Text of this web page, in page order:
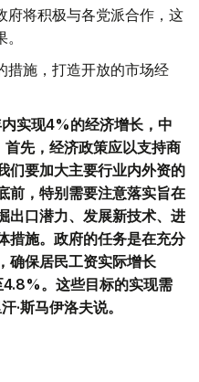
府将积极与各党派合作，这
措施，打造开放的市场经
实现4%的经济增长，中
先，经济政策应以支持商
们要加大主要行业内外资的
前，特别需要注意落实旨在
出口潜力、发展新技术、进
措施。政府的任务是在充分
确保居民工资实际增长
。这些目标的实现需
·斯马伊洛夫说。